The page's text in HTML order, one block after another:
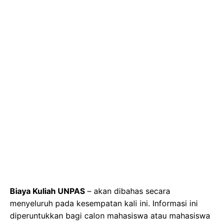
Biaya Kuliah UNPAS – akan dibahas secara
menyeluruh pada kesempatan kali ini. Informasi ini
diperuntukkan bagi calon mahasiswa atau mahasiswa